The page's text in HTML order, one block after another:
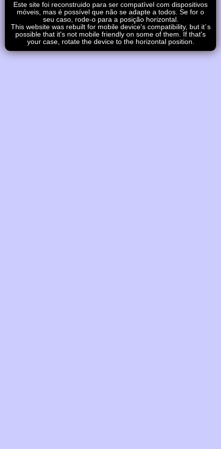
Este site foi reconstruido para ser compatível com dispositivos
móveis, mas é possível que não se adapte a todos. Se for o
seu caso, rode-o para a posição horizontal.
This website was rebuilt for mobile device's compatibility, but it´s
possible that it's not mobile friendly on some of them. If that's
your case, rotate the device to the horizontal position.